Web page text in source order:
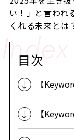
い！」と言われ
くれる未来とは
目次
【
【